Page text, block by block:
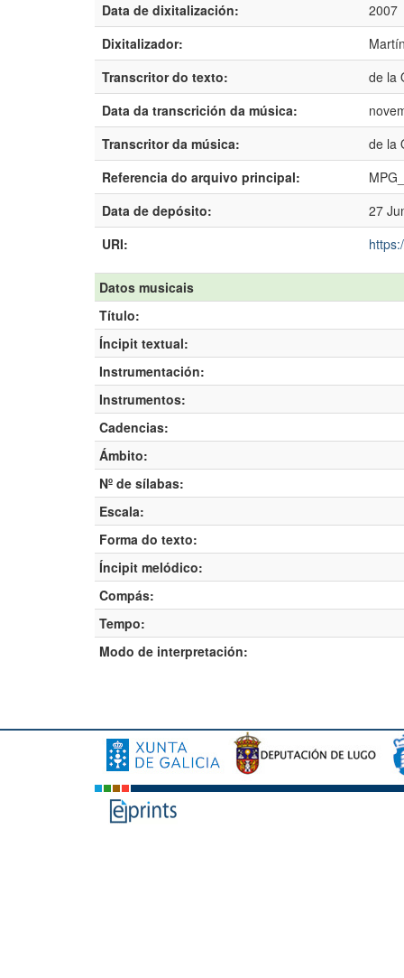
Data de dixitalización:
2007
Dixitalizador:
Transcritor do texto:
de la
Data da transcrición da música:
Transcritor da música:
de la
Referencia do arquivo principal:
Data de depósito:
27
URI:
Datos musicais
Título:
Íncipit textual:
Instrumentación:
Instrumentos:
Cadencias:
Ámbito:
Nº de sílabas:
Escala:
Forma do texto:
Íncipit melódico:
Compás:
Tempo:
Modo de interpretación: